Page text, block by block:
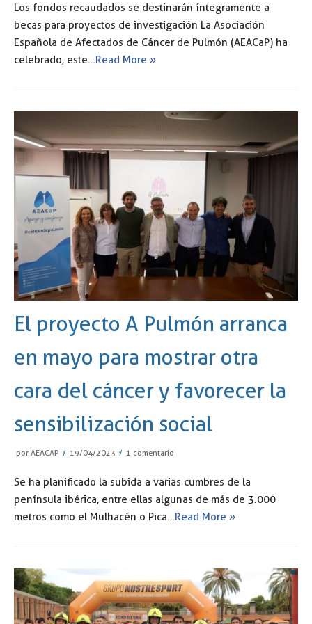
Los fondos recaudados se destinarán íntegramente a
becas para proyectos de investigación La Asociación
Española de Afectados de Cáncer de Pulmón (AEACaP) ha
celebrado, este…Read More »
El proyecto A Pulmón arranca
en mayo para mostrar otra
cara del cáncer y favorecer la
sensibilización social
por AEACAP 19/04/2023 1 comentario
Se ha planificado la subida a varias cumbres de la
península ibérica, entre ellas algunas de más de 3.000
metros como el Mulhacén o Pica…Read More »